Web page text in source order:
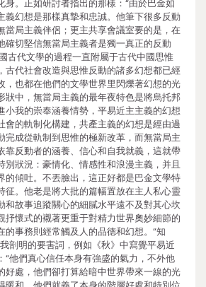
身。正如研討者指出的那樣：“由於巴金如
義幻想是那樣真摯和忠誠。他筆下很多反動
當局主義伴侶；更主共享會議室要的是，在
確切堅信無當局主義者是獨一真正的反動
古代文學的過程一直附屬于古代中國思惟
古代社會改造與思惟反動的諸多幻想都已經
，也都在他們的文學世界里閃爍著幻想的光
狀中，無當局主義的最年夜特色是將烏托邦
小我的崇奉涵養情勢，平易近主主義的幻想
會的軌制化構建，共產主義的幻想是經由過
完成從軌制到思惟的極新改革，而無當局主
靠反動者的涵養、信心和自我就義，這就帶
別狀況：豪情化、情感性和浪漫主義，并且
的傾吐。不丟臉出，這正好都是巴金文學特
征。他老是將大批的篇幅置放在主人私心靈
和故事追蹤關心的細膩水平遠不及對其心坎
抒懷式的襯著更重于對精力世界奧妙細節的
的事務則經常觸及人的品德和幻想。“知
剖明的要害詞，例如《秋》中寫覺平易近
“他們真心信任本身有強盛的氣力，不外他
好處，他們卻打算給暗中世界帶來一線的光